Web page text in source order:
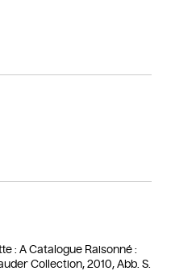
: A Catalogue Raisonné :
Collection, 2010, Abb. S.